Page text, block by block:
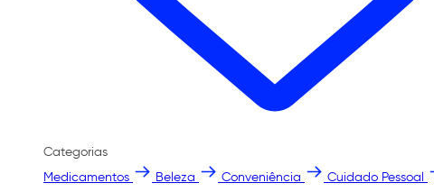
Categorias
Medicamentos
Beleza Conveniência Cuidado Pessoal